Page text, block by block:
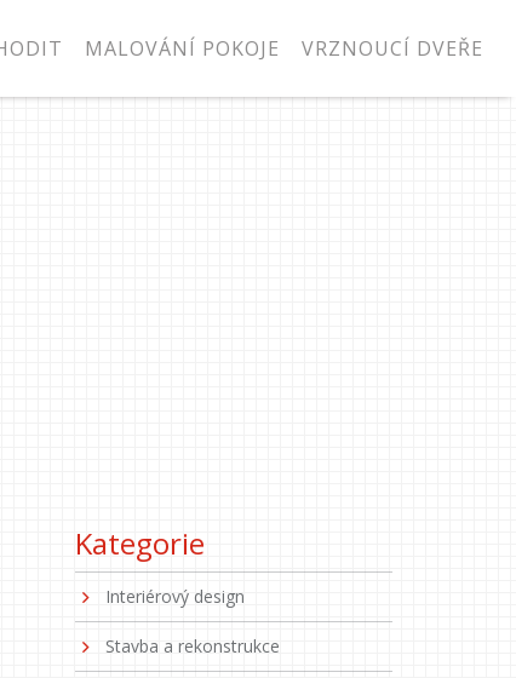
MALOVÁNÍ POKOJE VRZNOUCÍ DVEŘE
Kategorie
Interiérový design
Stavba a rekonstrukce